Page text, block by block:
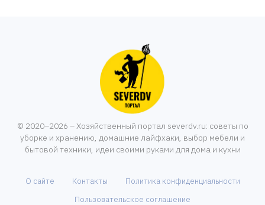
© 2020–2026 – Хозяйственный портал severdv.ru: советы по
уборке и хранению, домашние лайфхаки, выбор мебели и
бытовой техники, идеи своими руками для дома и кухни
О сайте Контакты
Политика конфиденциальности
Пользовательское соглашение